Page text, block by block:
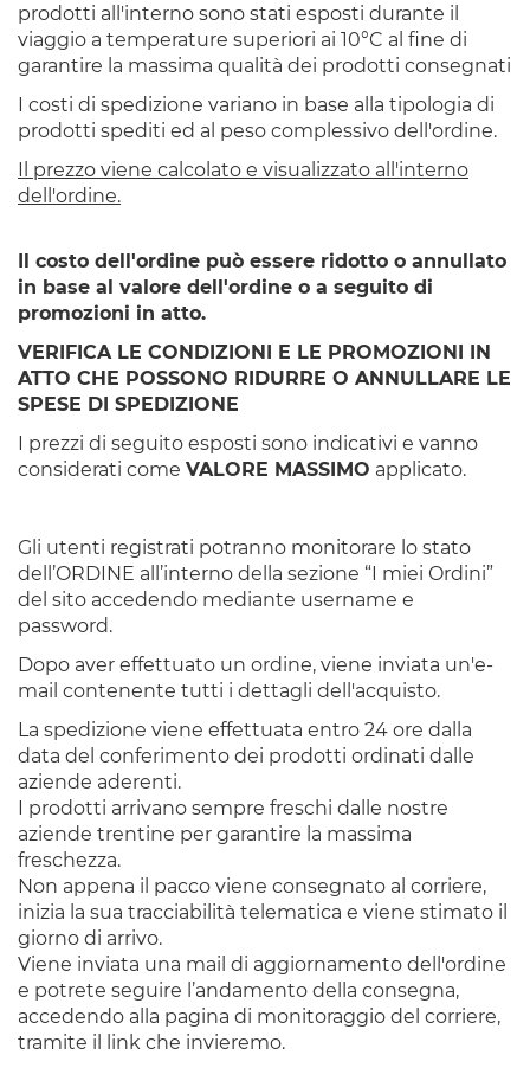
prodotti all'interno sono stati esposti durante il
viaggio a temperature superiori ai 10°C al fine di
garantire la massima qualità dei prodotti consegnati
I costi di spedizione variano in base alla tipologia di
prodotti spediti ed al peso complessivo dell'ordine.
Il prezzo viene calcolato e visualizzato all'interno
dell'ordine.
Il costo dell'ordine può essere ridotto o annullato
in base al valore dell'ordine o a seguito di
promozioni in atto.
VERIFICA LE CONDIZIONI E LE PROMOZIONI IN
ATTO CHE POSSONO RIDURRE O ANNULLARE LE
SPESE DI SPEDIZIONE
I prezzi di seguito esposti sono indicativi e vanno
considerati come VALORE MASSIMO applicato.
Gli utenti registrati potranno monitorare lo stato
dell’ORDINE all’interno della sezione “I miei Ordini”
del sito accedendo mediante username e
password.
Dopo aver effettuato un ordine, viene inviata un'e-
mail contenente tutti i dettagli dell'acquisto.
La spedizione viene effettuata entro 24 ore dalla
data del conferimento dei prodotti ordinati dalle
aziende aderenti.
I prodotti arrivano sempre freschi dalle nostre
aziende trentine per garantire la massima
freschezza.
Non appena il pacco viene consegnato al corriere,
inizia la sua tracciabilità telematica e viene stimato il
giorno di arrivo.
Viene inviata una mail di aggiornamento dell'ordine
e potrete seguire l’andamento della consegna,
accedendo alla pagina di monitoraggio del corriere,
tramite il link che invieremo.